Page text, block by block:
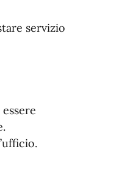
servizio